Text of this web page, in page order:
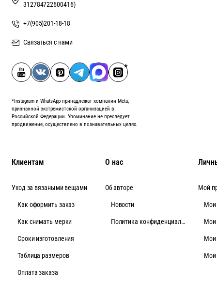
312784722600416)
+7(905)201-18-18
Связаться с нами
*Instagram и WhatsApp принадлежат компании Meta,
признанной экстремистской организацией в
Российской Федерации. Упоминание не преследует
продвижение, осуществлено в познавательных целях.
Клиентам
Уход за вязаными вещами
Как оформить заказ
Как снимать мерки
Cроки изготовления
Таблица размеров
Оплата заказа
О нас
Об авторе
Новости
Политика конфиденциальности
Мой
Мои
Мои
Мои
Мои